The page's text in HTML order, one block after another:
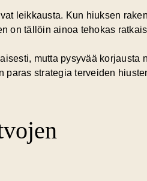
leikkausta. Kun hiuksen
on tällöin ainoa tehokas
mutta pysyvää korjausta
paras strategia terveiden